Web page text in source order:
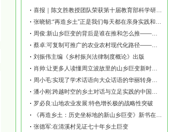
喜报｜陈文胜教授团队荣获第十届教育部科学研究优秀成果奖（人文社会科学）
张晓韧:“再造乡土”正是我们每天都在亲身实践和探索的事业——《再造乡土:历史坐标地的
周俊:新山乡巨变的背后是谁在推和怎么推——《再造乡土:历史坐标地的新山乡巨变》新书发
蔡卓:可复制可推广的农业农村现代化路径——《再造乡土:历史坐标地的新山乡巨变》新书发
刘振伟主编《乡村振兴法律制度概论》出版
肖帅:让更多人读懂周立波故里的山乡巨变新时代故事——《再造乡土:历史坐标地的新山乡巨
周小毛:实现了学术话语向大众话语的华丽转身——《再造乡土:历史坐标地的新山乡巨变》新
潘小刚:跨越时空的乡土对话与立足实践的中国故事——《再造乡土:历史坐标地的新山乡巨变
罗必良:山地农业发展:特色增长极的战略性突破
《再造乡土：历史坐标地的新山乡巨变》新书在赫山清溪村首发
张德军:在清溪村见证七十年乡土巨变